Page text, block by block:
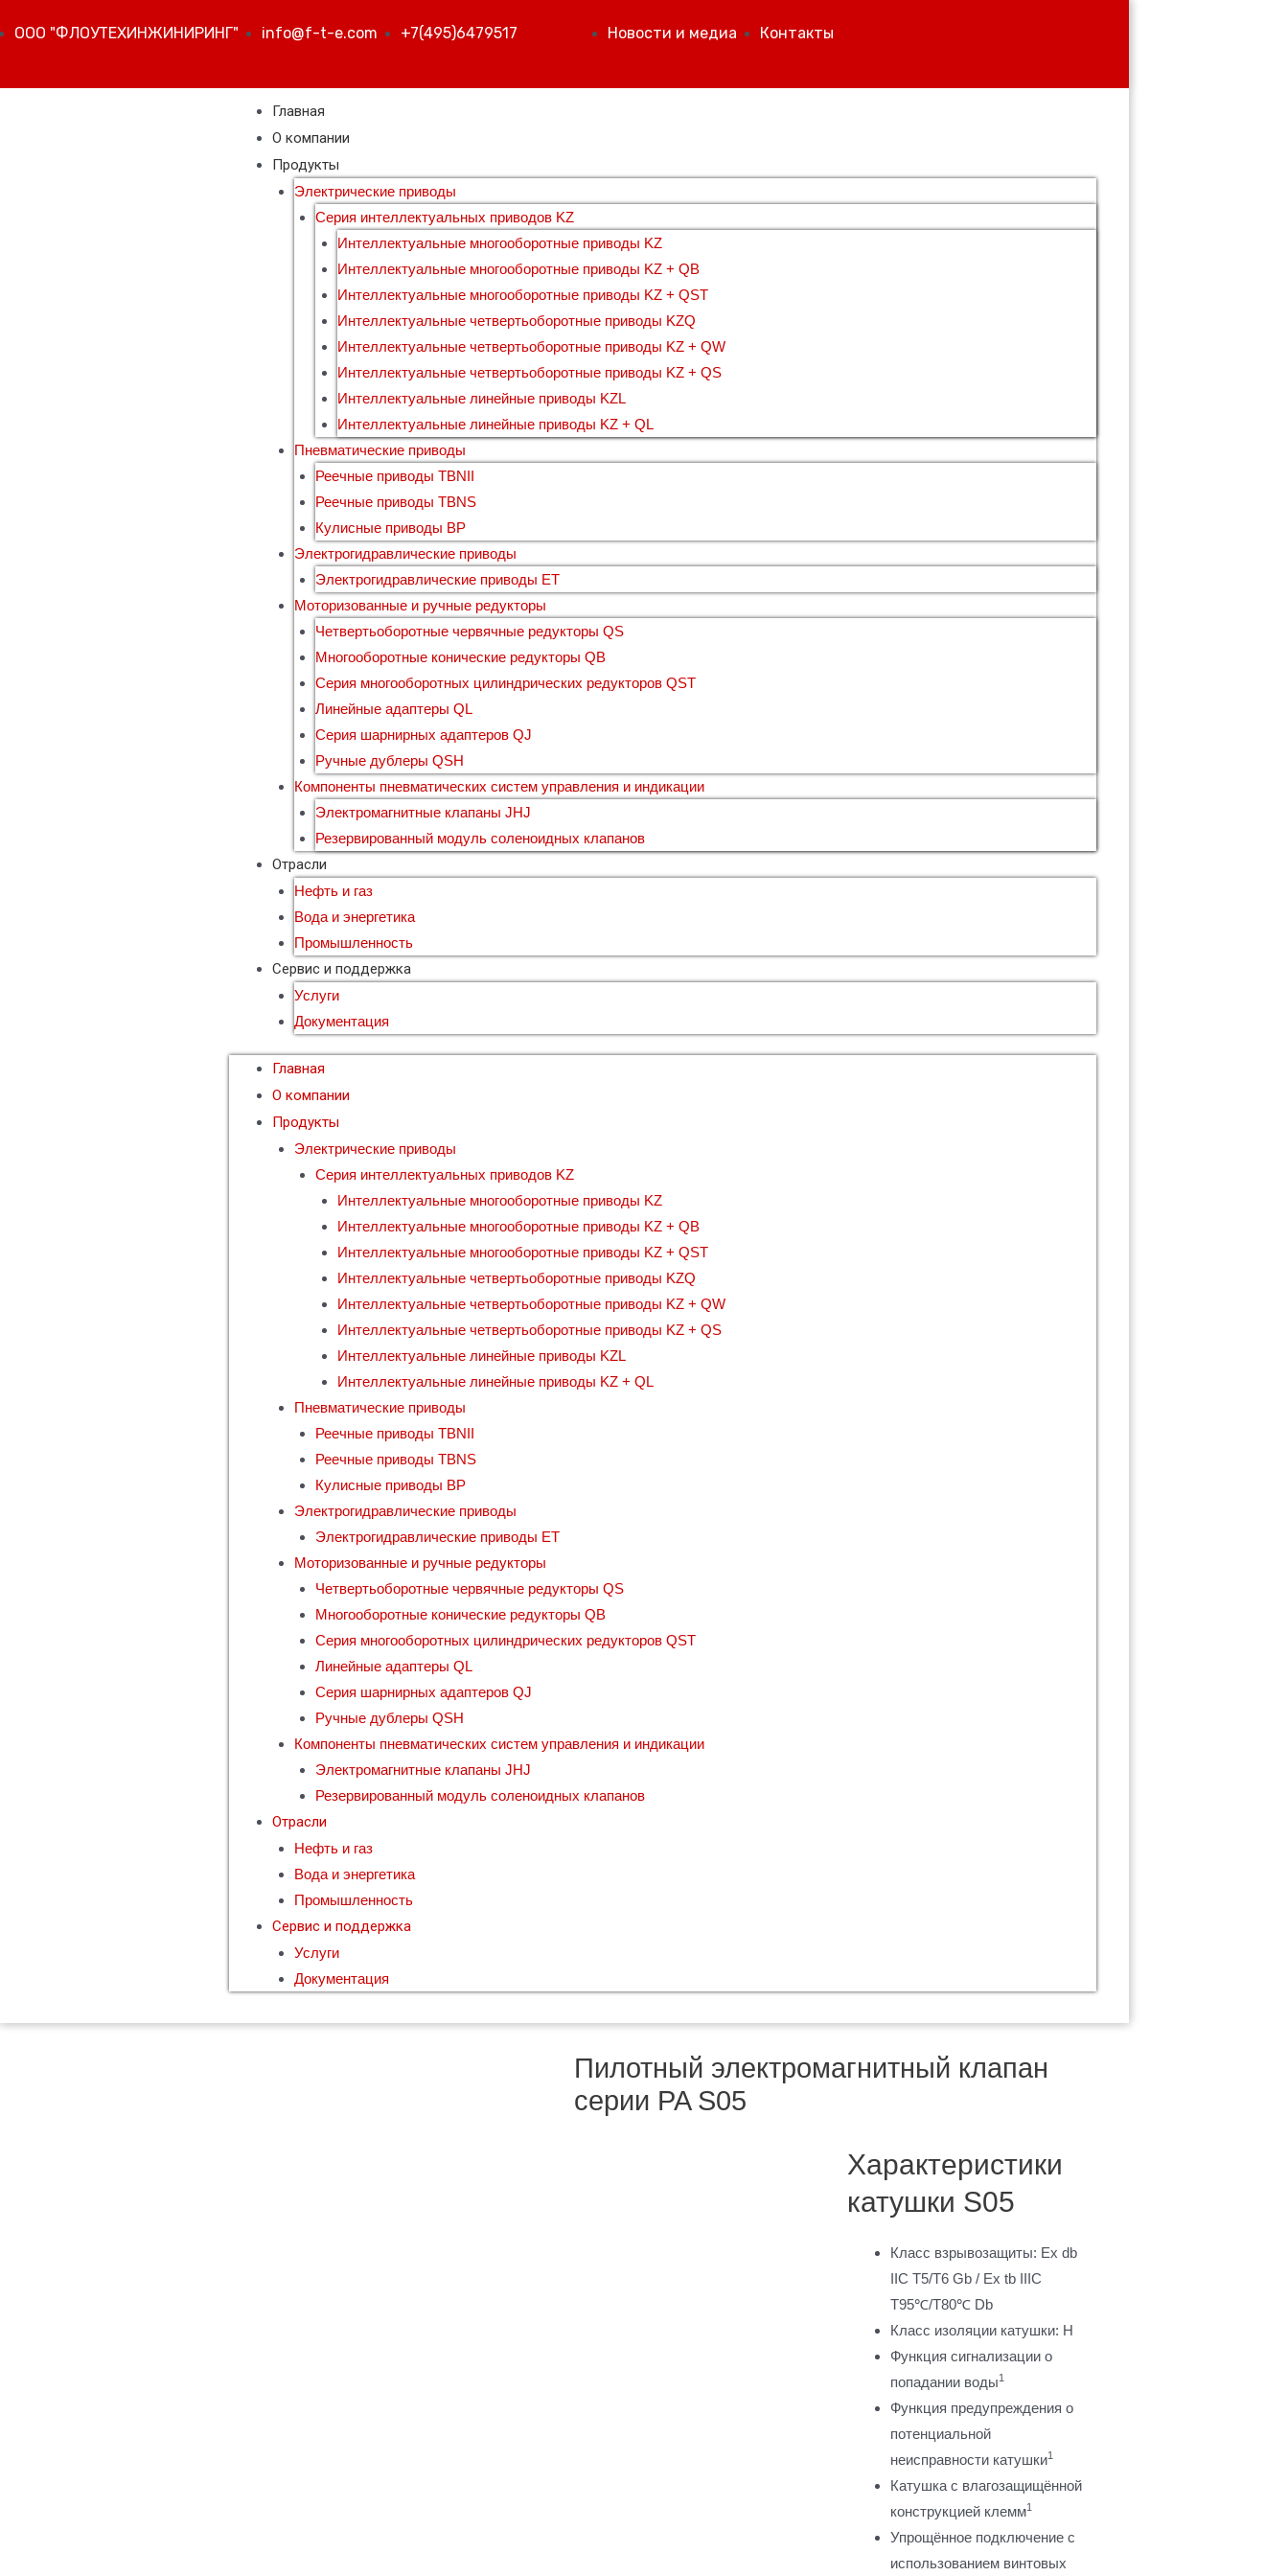
ООО "ФЛОУТЕХИНЖИНИРИНГ" info@f-t-e.com +7(495)6479517 Новости и медиа Контакты
Главная
О компании
Продукты
Электрические приводы
Серия интеллектуальных приводов KZ
Интеллектуальные многооборотные приводы KZ
Интеллектуальные многооборотные приводы KZ + QB
Интеллектуальные многооборотные приводы KZ + QST
Интеллектуальные четвертьоборотные приводы KZQ
Интеллектуальные четвертьоборотные приводы KZ + QW
Интеллектуальные четвертьоборотные приводы KZ + QS
Интеллектуальные линейные приводы KZL
Интеллектуальные линейные приводы KZ + QL
Пневматические приводы
Реечные приводы TBNII
Реечные приводы TBNS
Кулисные приводы BP
Электрогидравлические приводы
Электрогидравлические приводы ET
Моторизованные и ручные редукторы
Четвертьоборотные червячные редукторы QS
Многооборотные конические редукторы QB
Серия многооборотных цилиндрических редукторов QST
Линейные адаптеры QL
Серия шарнирных адаптеров QJ
Ручные дублеры QSH
Компоненты пневматических систем управления и индикации
Электромагнитные клапаны JHJ
Резервированный модуль соленоидных клапанов
Отрасли
Нефть и газ
Вода и энергетика
Промышленность
Сервис и поддержка
Услуги
Документация
Главная
О компании
Продукты
Электрические приводы
Серия интеллектуальных приводов KZ
Интеллектуальные многооборотные приводы KZ
Интеллектуальные многооборотные приводы KZ + QB
Интеллектуальные многооборотные приводы KZ + QST
Интеллектуальные четвертьоборотные приводы KZQ
Интеллектуальные четвертьоборотные приводы KZ + QW
Интеллектуальные четвертьоборотные приводы KZ + QS
Интеллектуальные линейные приводы KZL
Интеллектуальные линейные приводы KZ + QL
Пневматические приводы
Реечные приводы TBNII
Реечные приводы TBNS
Кулисные приводы BP
Электрогидравлические приводы
Электрогидравлические приводы ET
Моторизованные и ручные редукторы
Четвертьоборотные червячные редукторы QS
Многооборотные конические редукторы QB
Серия многооборотных цилиндрических редукторов QST
Линейные адаптеры QL
Серия шарнирных адаптеров QJ
Ручные дублеры QSH
Компоненты пневматических систем управления и индикации
Электромагнитные клапаны JHJ
Резервированный модуль соленоидных клапанов
Отрасли
Нефть и газ
Вода и энергетика
Промышленность
Сервис и поддержка
Услуги
Документация
Пилотный электромагнитный клапан
серии PA S05
Характеристики
катушки S05
Класс взрывозащиты: Ex db
IIC T5/T6 Gb / Ex tb IIIC
T95℃/T80℃ Db
Класс изоляции катушки: H
Функция сигнализации о
попадании воды1
Функция предупреждения о
потенциальной
неисправности катушки1
Катушка с влагозащищённой
конструкцией клемм1
Упрощённое подключение с
использованием винтовых